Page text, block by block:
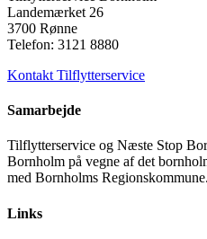
Landemærket 26
3700 Rønne
Telefon: 3121 8880
Kontakt Tilflytterservice
Samarbejde
Tilflytterservice og Næste Stop
Bornholm på vegne af det
med Bornholms Regionskommune.
Links